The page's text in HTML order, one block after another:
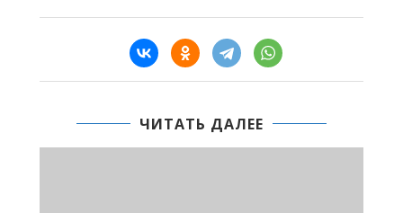
ЧИТАТЬ ДАЛЕЕ